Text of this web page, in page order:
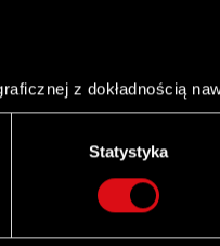
z dokładnością
charakteryzującego je
są przetwarzane oraz
wycofać swoją zgodę w
Statystyka
akcji własnych
akcji własnych